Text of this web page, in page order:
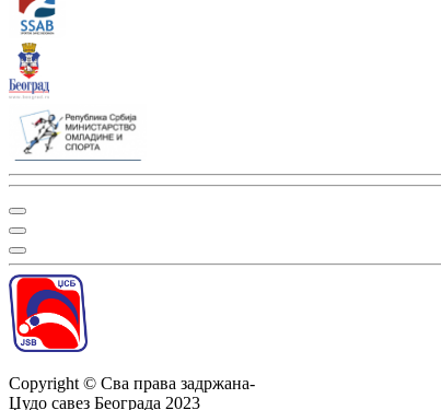
Copyright © Сва права задржана-
Џудо савез Београда 2023